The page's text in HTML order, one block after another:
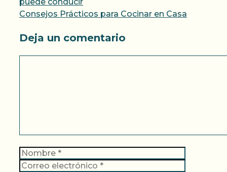
puede conducir
Consejos Prácticos para Cocinar en Casa
Deja un comentario
Nombre